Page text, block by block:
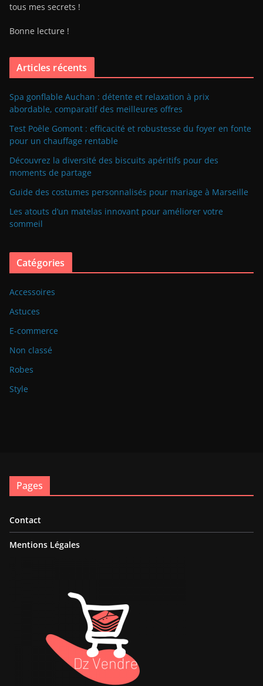
tous mes secrets !
Bonne lecture !
Articles récents
Spa gonflable Auchan : détente et relaxation à prix
abordable, comparatif des meilleures offres
Test Poêle Gomont : efficacité et robustesse du foyer en fonte
pour un chauffage rentable
Découvrez la diversité des biscuits apéritifs pour des
moments de partage
Guide des costumes personnalisés pour mariage à Marseille
Les atouts d’un matelas innovant pour améliorer votre
sommeil
Catégories
Accessoires
Astuces
E-commerce
Non classé
Robes
Style
Pages
Contact
Mentions Légales